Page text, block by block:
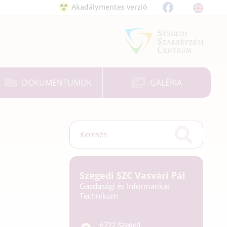
Akadálymentes verzió
DOKUMENTUMOK GALÉRIA
Szegedi SZC Vasvári Pál
Gazdasági és Informatikai
Technikum
6722 Szeged,